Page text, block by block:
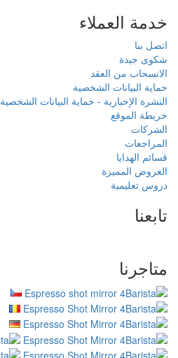
خدمة العملاء
اتصل بنا
شكوى جيدة
الانسحاب من العقد
حماية البيانات الشخصية
النشرة الإخبارية - حماية البيانات الشخصية
خريطة الموقع
الشركات
المراجعات
قسائم الهدايا
العروض المميزة
دروس تعليمية
تابعنا
متاجرنا